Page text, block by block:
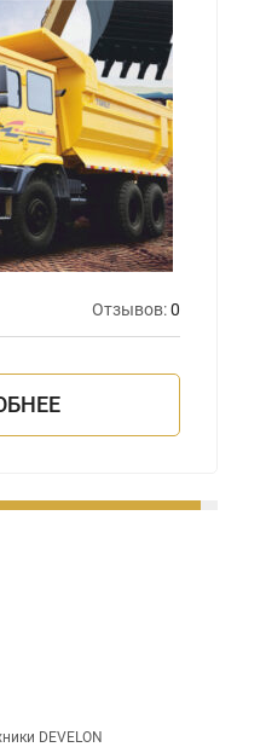
Отзывов:0
DEVELON